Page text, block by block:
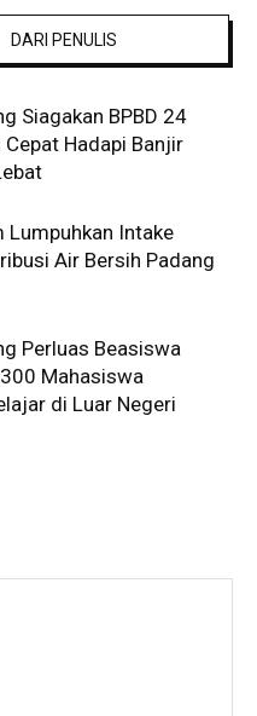
DARI PENULIS
Siagakan BPBD 24
Hadapi Banjir
Lumpuhkan Intake
Air Bersih Padang
Perluas Beasiswa
Mahasiswa
di Luar Negeri